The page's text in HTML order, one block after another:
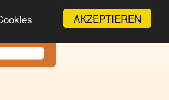
AKZEPTIEREN